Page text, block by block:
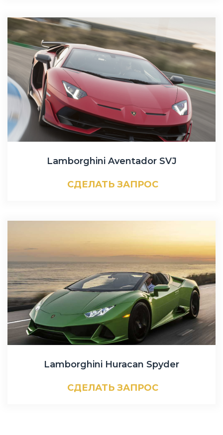
Lamborghini Aventador SVJ
СДЕЛАТЬ ЗАПРОС
Lamborghini Huracan Spyder
СДЕЛАТЬ ЗАПРОС